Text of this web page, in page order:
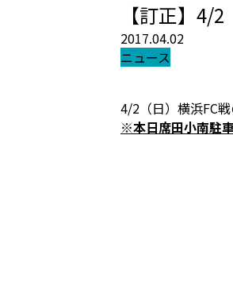
【訂正】4/
2017.04.02
ニュース
4/2（日）横浜FC
※本日席田小南駐